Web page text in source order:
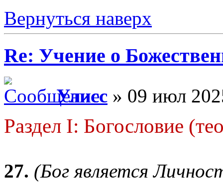
Вернуться наверх
Re: Учение о
Улисс » 09 июл
Раздел I: Богословие
27. (Бог является